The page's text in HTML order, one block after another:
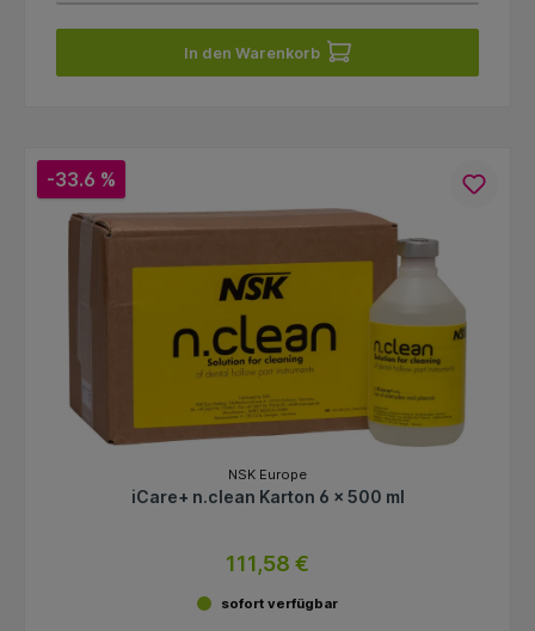
In den Warenkorb
-33.6 %
NSK Europe
iCare+ n.clean Karton 6 x 500 ml
111,58 €
sofort verfügbar